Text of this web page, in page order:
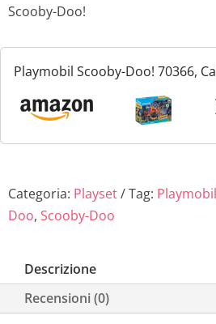
Scooby-Doo!
Playmobil Scooby-Doo! 70366,
con Effetti Luminosi, dai 5 Anni
Categoria: Playset Tag: Playmobil
Doo, Scooby-Doo
Descrizione
Recensioni (0)